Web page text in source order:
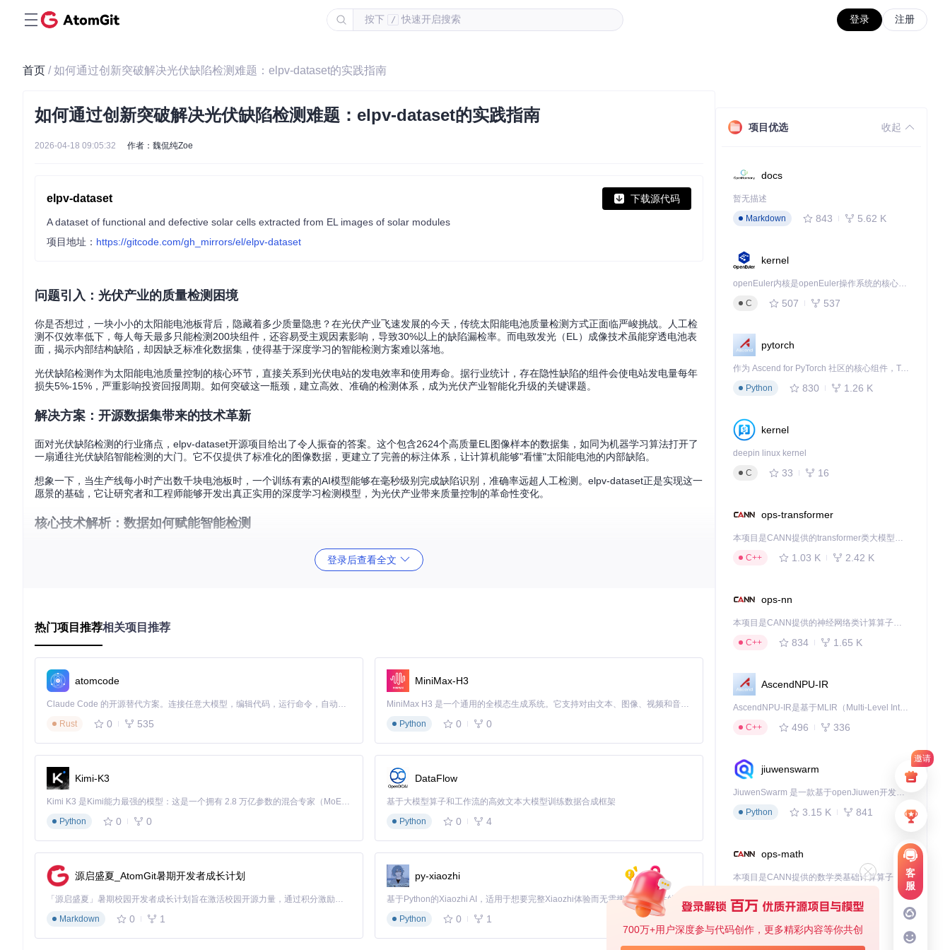
按下 / 快速开启搜索 登录 注册
邀请
客
服
700万+用户深度参与代码创作，更多精彩内容等你共创
首页 / 如何通过创新突破解决光伏缺陷检测难题：elpv-dataset的实践指南
如何通过创新突破解决光伏缺陷检测难题：elpv-dataset的实践指南
2026-04-18 09:05:32 作者：魏侃纯Zoe
elpv-dataset 下载源代码
A dataset of functional and defective solar cells extracted from EL images of solar modules
项目地址： https://gitcode.com/gh_mirrors/el/elpv-dataset
问题引入：光伏产业的质量检测困境
你是否想过，一块小小的太阳能电池板背后，隐藏着多少质量隐患？在光伏产业飞速发展的今天，传统太阳能电池质量检测方式正面临严峻挑战。人工检
测不仅效率低下，每人每天最多只能检测200块组件，还容易受主观因素影响，导致30%以上的缺陷漏检率。而电致发光（EL）成像技术虽能穿透电池表
面，揭示内部结构缺陷，却因缺乏标准化数据集，使得基于深度学习的智能检测方案难以落地。
光伏缺陷检测作为太阳能电池质量控制的核心环节，直接关系到光伏电站的发电效率和使用寿命。据行业统计，存在隐性缺陷的组件会使电站发电量每年
损失5%-15%，严重影响投资回报周期。如何突破这一瓶颈，建立高效、准确的检测体系，成为光伏产业智能化升级的关键课题。
解决方案：开源数据集带来的技术革新
面对光伏缺陷检测的行业痛点，elpv-dataset开源项目给出了令人振奋的答案。这个包含2624个高质量EL图像样本的数据集，如同为机器学习算法打开了
一扇通往光伏缺陷智能检测的大门。它不仅提供了标准化的图像数据，更建立了完善的标注体系，让计算机能够"看懂"太阳能电池的内部缺陷。
想象一下，当生产线每小时产出数千块电池板时，一个训练有素的AI模型能够在毫秒级别完成缺陷识别，准确率远超人工检测。elpv-dataset正是实现这一
愿景的基础，它让研究者和工程师能够开发出真正实用的深度学习检测模型，为光伏产业带来质量控制的革命性变化。
核心技术解析：数据如何赋能智能检测
elpv-dataset的核心价值在于其精心构建的图像数据集和标注体系。每一张300×300像素的8位灰度图像，都蕴含着太阳能电池的内部结构信息：
图：光伏组件EL图像数据集概览，展示了不同类型太阳能电池的电致发光特征
数据集的构建过程遵循严格的质量控制标准：
所有样本均来自44个不同光伏组件的电致发光成像
经过尺寸归一化与透视校正，确保图像一致性
消除镜头畸变，还原真实电池结构
标注体系的创新设计
缺陷概率
：0到1之间的浮点值，表示缺陷存在可能性，而非简单的"有"或"无"
电池类型
实践场景指南：从科研到工业的全流程应用
科研探索：推动算法创新
图像分类模型：判断电池是否存在缺陷及缺陷类型
登录后查看全文
热门项目推荐相关项目推荐
atomcode
Claude Code 的开源替代方案。连接任意大模型，编辑代码，运行命令，自动验证 — 全自动执行。用 Rust 构建，极致性能。 ｜ An open-source alternative to Claude Code. Connect any LLM, edit code, run commands, and verify changes — autonomously. Built in Rust for speed. Get Started
Rust
0 535
MiniMax-H3
MiniMax H3 是一个通用的全模态生成系统。它支持对由文本、图像、视频和音频组成的多模态上下文进行统一理解，并能生成分辨率高达 2K、时长可达 15 秒的带原生立体声音频的视频。得益于面向任务泛化的系统设计，H3 在预训练阶段就已具备广泛的多模态上下文理解与生成能力，能够出色地执行复杂的多模态指令。
Python
0 0
Kimi-K3
Kimi K3 是Kimi能力最强的模型：这是一个拥有 2.8 万亿参数的混合专家（MoE）模型，具备原生视觉理解能力，并支持 100 万 token 的上下文窗口。
Python
0 0
DataFlow
基于大模型算子和工作流的高效文本大模型训练数据合成框架
Python
0 4
源启盛夏_AtomGit暑期开发者成长计划
「源启盛夏」暑期校园开发者成长计划旨在激活校园开源力量，通过积分激励、认证扶持、资源倾斜等形式，引导高校组织和开发者完成「入驻 — 建项目 — 做贡献 — 获认证 — 得资源」的完整闭环。无论你是想带领社团入驻平台的组织者，还是希望用代码贡献证明自己的开发者，都能在这里找到属于你的成长路径。
Markdown
0 1
py-xiaozhi
基于Python的Xiaozhi AI，适用于想要完整Xiaozhi体验而无需拥有专用硬件的用户。
Python
0 1
项目优选 收起
docs
暂无描述
Markdown
843 5.62 K
kernel
openEuler内核是openEuler操作系统的核心，既是系统性能与稳定性的基石，也是连接处理器、设备与服务的桥梁。
C
507 537
pytorch
作为 Ascend for PyTorch 社区的核心组件，TorchNPU 是昇腾专为 PyTorch 打造的深度学习适配插件，使 PyTorch 框架能够直接调用昇腾 NPU，为开发者提供昇腾 AI 处理器的超强算力。
Python
830 1.26 K
kernel
deepin linux kernel
C
33 16
ops-transformer
本项目是CANN提供的transformer类大模型算子库，实现网络在NPU上加速计算。
C++
1.03 K 2.42 K
ops-nn
本项目是CANN提供的神经网络类计算算子库，实现网络在NPU上加速计算。
C++
834 1.65 K
AscendNPU-IR
AscendNPU-IR是基于MLIR（Multi-Level Intermediate Representation）构建的，面向昇腾亲和算子编译时使用的中间表示，提供昇腾完备表达能力，通过编译优化提升昇腾AI处理器计算效率，支持通过生态框架使能昇腾AI处理器与深度调优
C++
496 336
jiuwenswarm
JiuwenSwarm 是一款基于openJiuwen开发的智能AI Agent，它能够将大语言模型的强大能力，通过你日常使用的各类通讯应用，直接延伸至你的指尖。
Python
3.15 K 841
ops-math
C++
deveco-code